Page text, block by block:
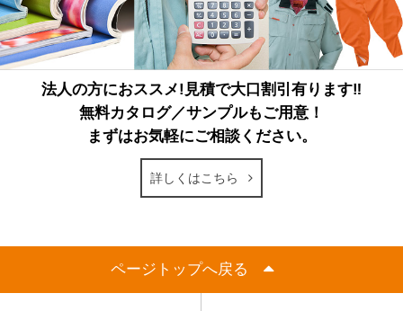
法人の方におススメ!見積で大口割引有ります‼
無料カタログ／サンプルもご用意！
まずはお気軽にご相談ください。
詳しくはこちら
ページトップへ戻る